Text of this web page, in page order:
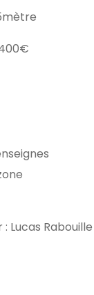
Lucas Rabouille